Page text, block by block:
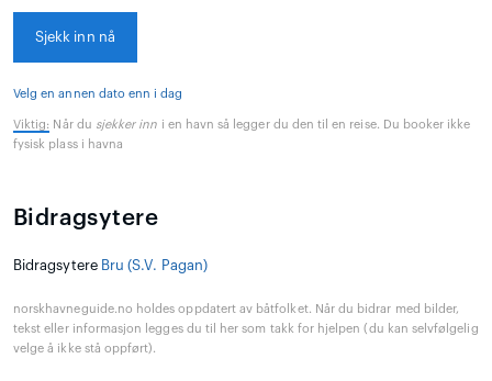
Sjekk inn nå
Velg en annen dato enn i dag
Viktig: Når du sjekker inn i en havn så legger du den til en reise. Du booker ikke
fysisk plass i havna
Bidragsytere
Bidragsytere Bru (S.V. Pagan)
norskhavneguide.no holdes oppdatert av båtfolket. Når du bidrar med bilder,
tekst eller informasjon legges du til her som takk for hjelpen (du kan selvfølgelig
velge å ikke stå oppført).